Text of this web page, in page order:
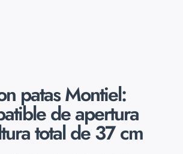
patas Montiel:
de apertura
total de 37 cm